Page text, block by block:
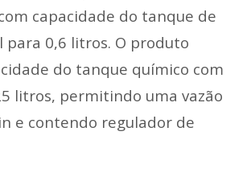
capacidade do tanque de
para 0,6 litros. O produto
do tanque químico com
litros, permitindo uma vazão
e contendo regulador de